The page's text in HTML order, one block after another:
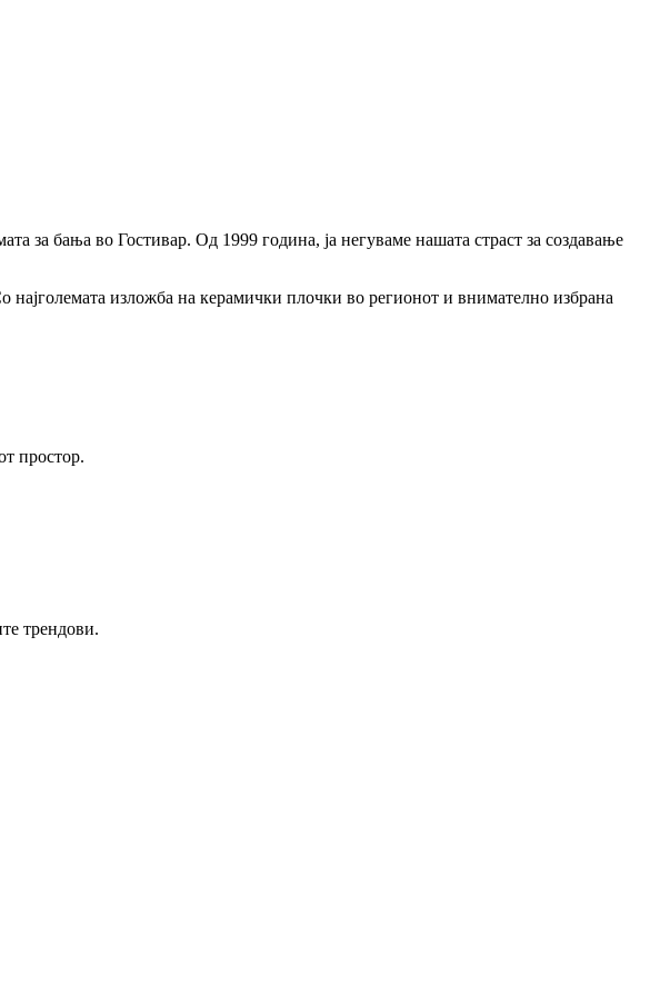
за бања во Гостивар. Од 1999 година, ја негуваме нашата страст за создавање
изложба на керамички плочки во регионот и внимателно избрана
простор.
трендови.